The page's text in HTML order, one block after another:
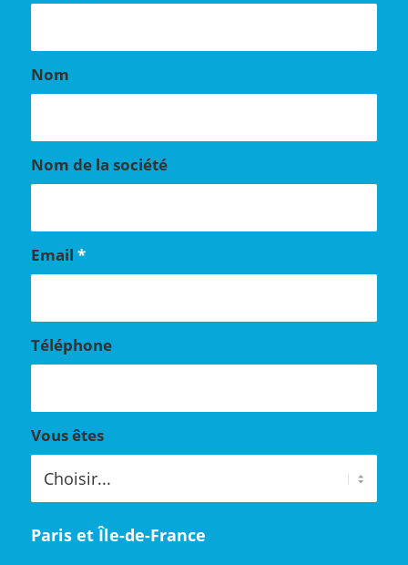
Nom
Nom de la société
Email *
Téléphone
Vous êtes
Paris et Île-de-France